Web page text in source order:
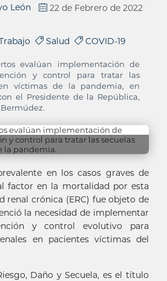
León 22 de Febrero de 2022
Salud COVID-19
evalúan implementación de
y control para tratar las
víctimas de la pandemia, en
el Presidente de la República,
en los casos graves de
factor en la mortalidad por esta
renal crónica (ERC) fue objeto de
la necesidad de implementar
y control evolutivo para
en pacientes víctimas del
Daño y Secuela, es el título